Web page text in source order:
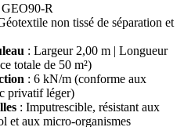
GEO90-R
non tissé de séparation et
: Largeur 2,00 m | Longueur
totale de 50 m²)
: 6 kN/m (conforme aux
privatif léger)
: Imputrescible, résistant aux
et aux micro-organismes